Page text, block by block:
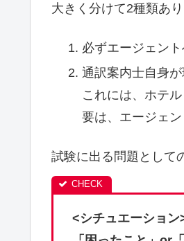
大きく分けて2種類あり
必ずエージェント
通訳案内士自身が
これには、ホテ
要は、エージェン
試験に出る問題として
<シチュエーション